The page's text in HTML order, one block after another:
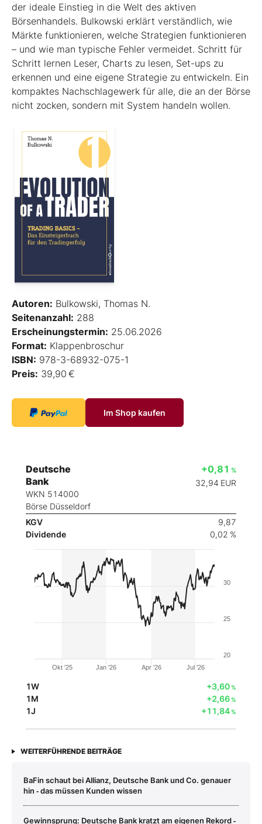
der ideale Einstieg in die Welt des aktiven
Börsenhandels. Bulkowski erklärt verständlich, wie
Märkte funktionieren, welche Strategien funktionieren
– und wie man typische Fehler vermeidet. Schritt für
Schritt lernen Leser, Charts zu lesen, Set-ups zu
erkennen und eine eigene Strategie zu entwickeln. Ein
kompaktes Nachschlagewerk für alle, die an der Börse
nicht zocken, sondern mit System handeln wollen.
Autoren: Bulkowski, Thomas N.
Seitenanzahl: 288
Erscheinungstermin: 25.06.2026
Format: Klappenbroschur
ISBN: 978-3-68932-075-1
Preis: 39,90 €
Im Shop kaufen
Deutsche
Bank
WKN 514000
Börse Düsseldorf
+0,81 %
32,94 EUR
KGV
9,87
Dividende
0,02 %
Okt '25 Jan '26 Apr '26 Jul '26
20
25
30
1W +3,60%
1M +2,66%
1J +11,84%
WEITERFÜHRENDE BEITRÄGE
BaFin schaut bei Allianz, Deutsche Bank und Co. genauer
hin ‑ das müssen Kunden wissen
Gewinnsprung: Deutsche Bank kratzt am eigenen Rekord ‑